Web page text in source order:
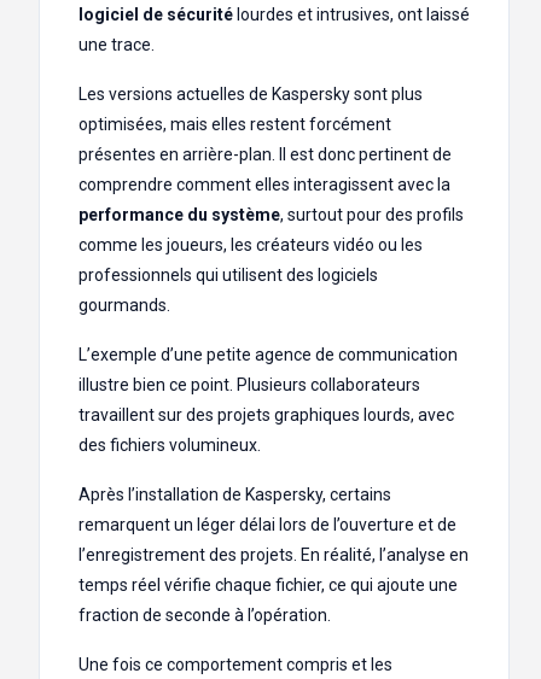
logiciel de sécurité lourdes et intrusives, ont laissé
une trace.
Les versions actuelles de Kaspersky sont plus
optimisées, mais elles restent forcément
présentes en arrière-plan. Il est donc pertinent de
comprendre comment elles interagissent avec la
performance du système, surtout pour des profils
comme les joueurs, les créateurs vidéo ou les
professionnels qui utilisent des logiciels
gourmands.
L’exemple d’une petite agence de communication
illustre bien ce point. Plusieurs collaborateurs
travaillent sur des projets graphiques lourds, avec
des fichiers volumineux.
Après l’installation de Kaspersky, certains
remarquent un léger délai lors de l’ouverture et de
l’enregistrement des projets. En réalité, l’analyse en
temps réel vérifie chaque fichier, ce qui ajoute une
fraction de seconde à l’opération.
Une fois ce comportement compris et les